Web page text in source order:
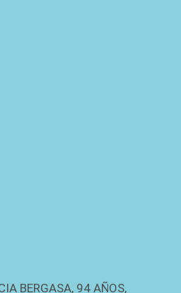
BERGASA, 94 AÑOS,